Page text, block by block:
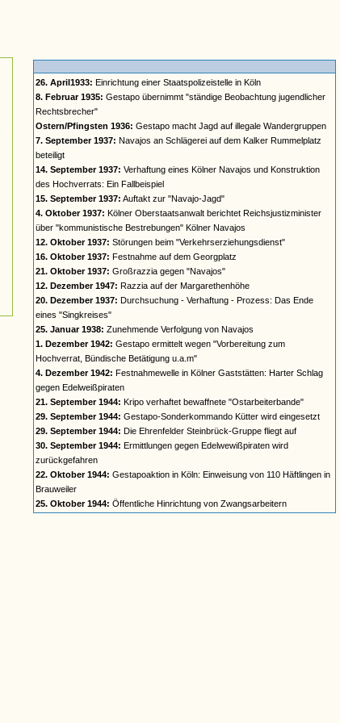
26. April1933: Einrichtung einer Staatspolizeistelle in Köln
8. Februar 1935: Gestapo übernimmt "ständige Beobachtung jugendlicher
Rechtsbrecher"
Ostern/Pfingsten 1936: Gestapo macht Jagd auf illegale Wandergruppen
7. September 1937: Navajos an Schlägerei auf dem Kalker Rummelplatz
beteiligt
14. September 1937: Verhaftung eines Kölner Navajos und Konstruktion
des Hochverrats: Ein Fallbeispiel
15. September 1937: Auftakt zur "Navajo-Jagd"
4. Oktober 1937: Kölner Oberstaatsanwalt berichtet Reichsjustizminister
über "kommunistische Bestrebungen" Kölner Navajos
12. Oktober 1937: Störungen beim "Verkehrserziehungsdienst"
16. Oktober 1937: Festnahme auf dem Georgplatz
21. Oktober 1937: Großrazzia gegen "Navajos"
12. Dezember 1947: Razzia auf der Margarethenhöhe
20. Dezember 1937: Durchsuchung - Verhaftung - Prozess: Das Ende
eines "Singkreises"
25. Januar 1938: Zunehmende Verfolgung von Navajos
1. Dezember 1942: Gestapo ermittelt wegen "Vorbereitung zum
Hochverrat, Bündische Betätigung u.a.m"
4. Dezember 1942: Festnahmewelle in Kölner Gaststätten: Harter Schlag
gegen Edelweißpiraten
21. September 1944: Kripo verhaftet bewaffnete "Ostarbeiterbande"
29. September 1944: Gestapo-Sonderkommando Kütter wird eingesetzt
29. September 1944: Die Ehrenfelder Steinbrück-Gruppe fliegt auf
30. September 1944: Ermittlungen gegen Edelwewißpiraten wird
zurückgefahren
22. Oktober 1944: Gestapoaktion in Köln: Einweisung von 110 Häftlingen in
Brauweiler
25. Oktober 1944: Öffentliche Hinrichtung von Zwangsarbeitern